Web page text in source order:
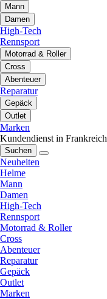
Mann
Damen
High-Tech
Rennsport
Motorrad & Roller
Cross
Abenteuer
Reparatur
Gepäck
Outlet
Marken
Kundendienst in Frankreich
Suchen
Neuheiten
Helme
Mann
Damen
High-Tech
Rennsport
Motorrad & Roller
Cross
Abenteuer
Reparatur
Gepäck
Outlet
Marken